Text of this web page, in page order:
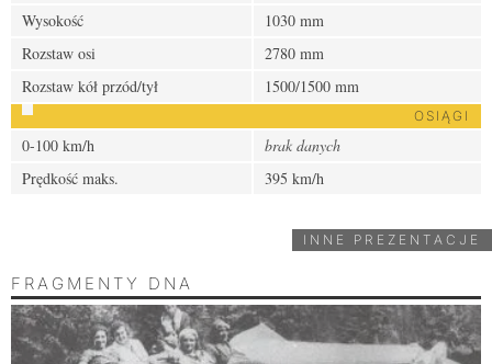
Wysokość
1030 mm
Rozstaw osi
2780 mm
Rozstaw kół przód/tył
1500/1500 mm
OSIĄGI
0-100 km/h
brak danych
Prędkość maks.
395 km/h
INNE PREZENTACJE
FRAGMENTY DNA